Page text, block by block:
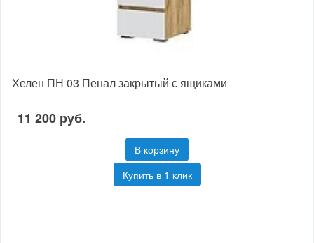
Хелен ПН 03 Пенал закрытый с ящиками
11 200 руб.
В корзину
Купить в 1 клик